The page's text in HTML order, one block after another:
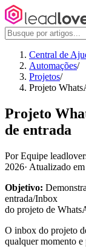
Central de
Automações/
Projetos/
Projeto
Projeto
de entrada
Por Equipe
2026· Atualizado
Objetivo:
entrada/Inbox
do projeto de
O inbox do projeto
qualquer momento e